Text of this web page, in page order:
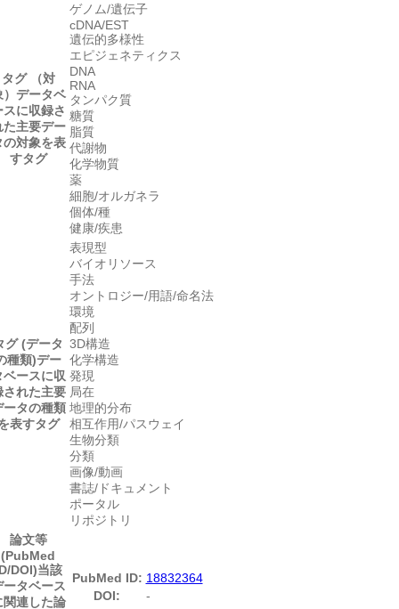
タグ （対
データベ
スに収録さ
た主要デー
の対象を表
すタグ
ゲノム/遺伝子
cDNA/EST
遺伝的多様性
エピジェネティクス
DNA
RNA
タンパク質
糖質
脂質
代謝物
化学物質
薬
細胞/オルガネラ
個体/種
健康/疾患
グ (データ
種類)デー
ベースに収
された主要
ータの種類
表すタグ
表現型
バイオリソース
手法
オントロジー/用語/命名法
環境
配列
3D構造
化学構造
発現
局在
地理的分布
相互作用/パスウェイ
生物分類
分類
画像/動画
書誌/ドキュメント
ポータル
リポジトリ
論文等
(PubMed
DOI)当該
ータベース
関連した論
PubMed ID: 18832364
DOI:
-